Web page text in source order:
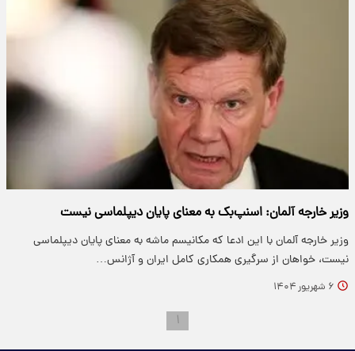
وزیر خارجه آلمان: اسنپ‌بک به معنای پایان دیپلماسی نیست
وزیر خارجه آلمان با این ادعا که مکانیسم ماشه به معنای پایان دیپلماسی
نیست، خواهان از سرگیری همکاری کامل ایران و آژانس…
۶ شهریور ۱۴۰۴
۱